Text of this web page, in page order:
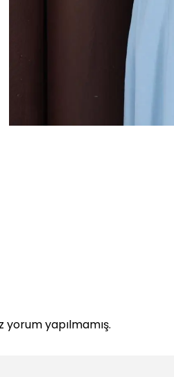
yorum yapılmamış.